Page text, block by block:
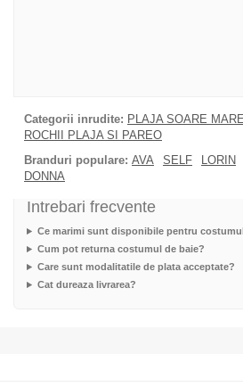
Categorii inrudite: PLAJA SOARE MARE
ROCHII PLAJA SI PAREO
Branduri populare: AVA SELF LORIN
DONNA
Intrebari frecvente
Ce marimi sunt disponibile pentru
Cum pot returna costumul de baie?
Care sunt modalitatile de plata acceptate?
Cat dureaza livrarea?